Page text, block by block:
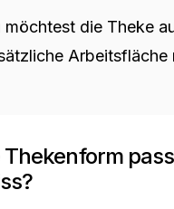
möchtest die Theke
Arbeitsfläche